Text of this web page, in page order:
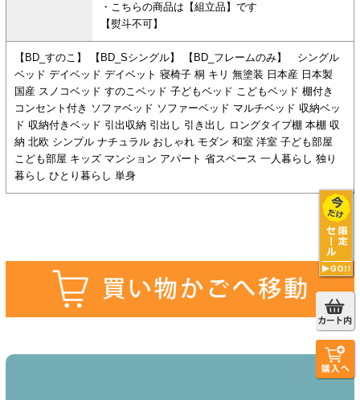
・こちらの商品は【組立品】です
【熨斗不可】
【BD_すのこ】 【BD_Sシングル】 【BD_フレームのみ】 シングル
ベッド デイベッド デイベット 寝椅子 桐 キリ 無塗装 日本産 日本製
国産 スノコベッド すのこベッド 子どもベッド こどもベッド 棚付き
コンセント付き ソファベッド ソファーベッド マルチベッド 収納ベッ
ド 収納付きベッド 引出収納 引出し 引き出し ロングタイプ棚 本棚 収
納 北欧 シンプル ナチュラル おしゃれ モダン 和室 洋室 子ども部屋
こども部屋 キッズ マンション アパート 省スペース 一人暮らし 独り
暮らし ひとり暮らし 単身